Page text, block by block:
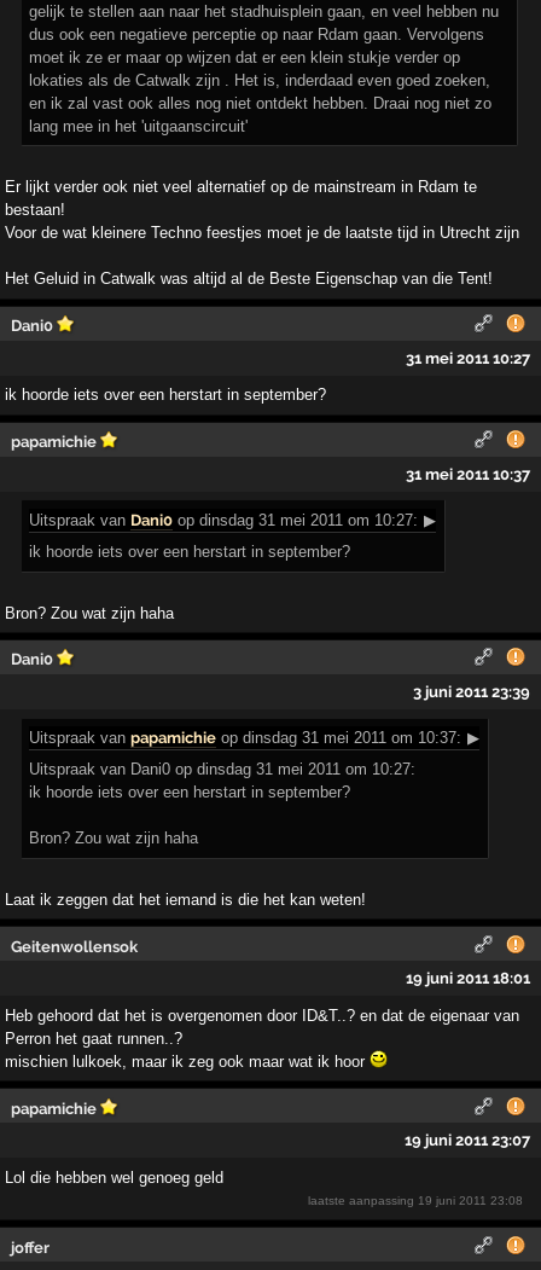
gelijk te stellen aan naar het stadhuisplein gaan, en veel hebben nu
dus ook een negatieve perceptie op naar Rdam gaan. Vervolgens
moet ik ze er maar op wijzen dat er een klein stukje verder op
lokaties als de Catwalk zijn . Het is, inderdaad even goed zoeken,
en ik zal vast ook alles nog niet ontdekt hebben. Draai nog niet zo
lang mee in het 'uitgaanscircuit'
Er lijkt verder ook niet veel alternatief op de mainstream in Rdam te
bestaan!
Voor de wat kleinere Techno feestjes moet je de laatste tijd in Utrecht zijn
Het Geluid in Catwalk was altijd al de Beste Eigenschap van die Tent!
Dani0
31 mei 2011 10:27
ik hoorde iets over een herstart in september?
papamichie
31 mei 2011 10:37
Uitspraak van Dani0 op dinsdag 31 mei 2011 om 10:27: ▶
ik hoorde iets over een herstart in september?
Bron? Zou wat zijn haha
Dani0
3 juni 2011 23:39
Uitspraak vanpapamichie op dinsdag 31 mei 2011 om 10:37: ▶
Uitspraak van Dani0 op dinsdag 31 mei 2011 om 10:27:
ik hoorde iets over een herstart in september?
Bron? Zou wat zijn haha
Laat ik zeggen dat het iemand is die het kan weten!
Geitenwollensok
19 juni 2011 18:01
Heb gehoord dat het is overgenomen door ID&T..? en dat de eigenaar van
Perron het gaat runnen..?
mischien lulkoek, maar ik zeg ook maar wat ik hoor
papamichie
19 juni 2011 23:07
Lol die hebben wel genoeg geld
laatste aanpassing 19 juni 2011 23:08
joffer